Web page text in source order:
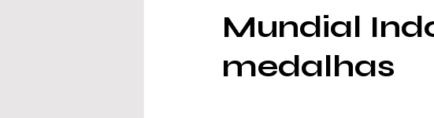
Mundial
medalhas